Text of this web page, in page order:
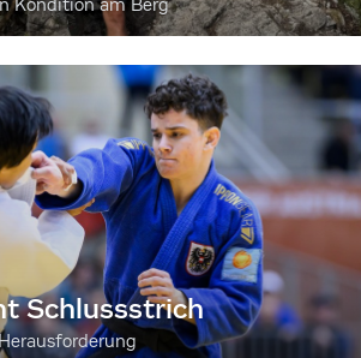
Kondition am Berg
Schlussstrich